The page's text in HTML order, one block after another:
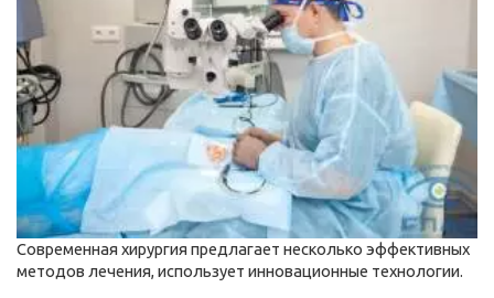
Современная хирургия предлагает несколько эффективных
методов лечения, использует инновационные технологии.